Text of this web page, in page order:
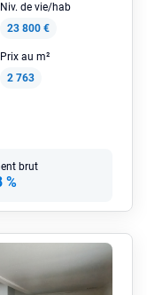
Niv. de vie/hab
23 800 €
Prix au m²
2 763
brut
%